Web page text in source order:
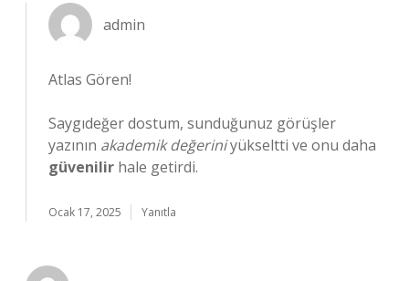
admin
Atlas Gören!
Saygıdeğer dostum, sunduğunuz görüşler
yazının akademik değeriniyükseltti ve onu daha
güvenilir hale getirdi.
Ocak 17, 2025 Yanıtla